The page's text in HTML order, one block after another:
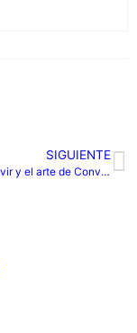
SIGUIENTE
Vivir, dejar Vivir y el arte de Convivir